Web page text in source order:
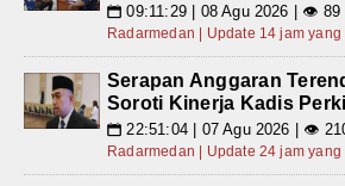
📅 09:11:29 | 08 Agu 2026 | 👁 89
Radarmedan | Update 14 jam yang
Serapan Anggaran
Soroti Kinerja Kadis
📅 22:51:04 | 07 Agu 2026 | 👁
Radarmedan | Update 24 jam yang